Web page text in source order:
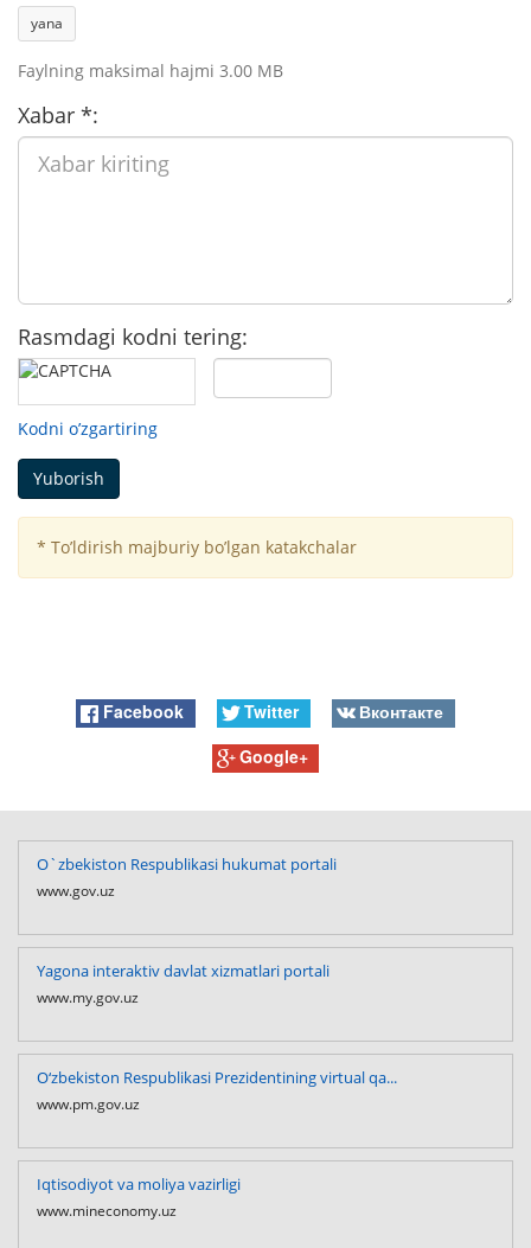
yana
Faylning maksimal hajmi 3.00 MB
Xabar *:
Rasmdagi kodni tering:
Kodni o’zgartiring
Yuborish
* To’ldirish majburiy bo’lgan katakchalar
Facebook Twitter
Вконтакте
Google+
O`zbekiston Respublikasi hukumat portali
www.gov.uz
Yagona interaktiv davlat xizmatlari portali
www.my.gov.uz
O‘zbekiston Respublikasi Prezidentining virtual qa...
www.pm.gov.uz
Iqtisodiyot va moliya vazirligi
www.mineconomy.uz